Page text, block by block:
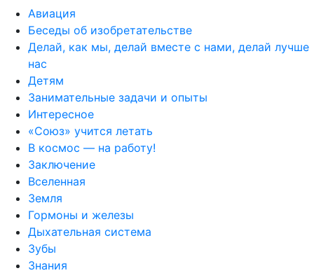
Авиация
Беседы об изобретательстве
Делай, как мы, делай вместе с нами, делай лучше
нас
Детям
Занимательные задачи и опыты
Интересное
«Союз» учится летать
В космос — на работу!
Заключение
Вселенная
Земля
Гормоны и железы
Дыхательная система
Зубы
Знания